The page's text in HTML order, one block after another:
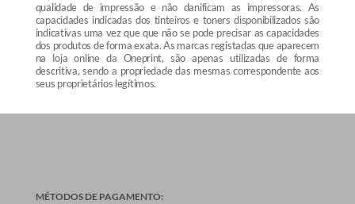
qualidade de impressão e não danificam as impressoras. As
capacidades indicadas dos tinteiros e toners disponibilizados são
indicativas uma vez que que não se pode precisar as capacidades
dos produtos de forma exata. As marcas registadas que aparecem
na loja online da Oneprint, são apenas utilizadas de forma
descritiva, sendo a propriedade das mesmas correspondente aos
seus proprietários legítimos.
MÉTODOS DE PAGAMENTO: